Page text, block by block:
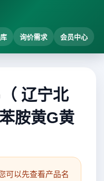
询价需求 会员中心
辽宁北
胺黄G黄
可以先查看产品名